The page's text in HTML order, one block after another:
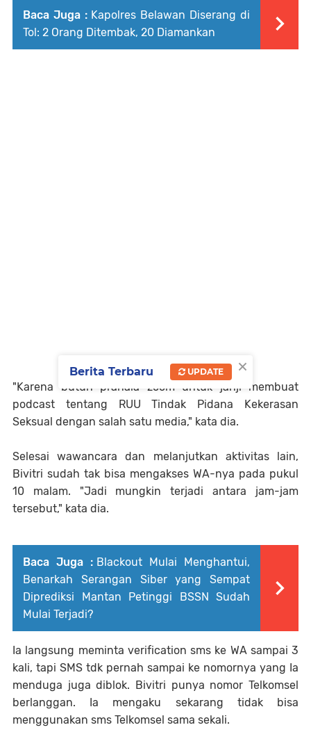
Baca Juga : Kapolres Belawan Diserang di
Tol: 2 Orang Ditembak, 20 Diamankan
"Karena butuh pranala zoom untuk janji membuat
podcast tentang RUU Tindak Pidana Kekerasan
Seksual dengan salah satu media," kata dia.
Selesai wawancara dan melanjutkan aktivitas lain,
Bivitri sudah tak bisa mengakses WA-nya pada pukul
10 malam. "Jadi mungkin terjadi antara jam-jam
tersebut," kata dia.
Baca Juga : Blackout Mulai Menghantui,
Benarkah Serangan Siber yang Sempat
Diprediksi Mantan Petinggi BSSN Sudah
Mulai Terjadi?
Ia langsung meminta verification sms ke WA sampai 3
kali, tapi SMS tdk pernah sampai ke nomornya yang Ia
menduga juga diblok. Bivitri punya nomor Telkomsel
berlanggan. Ia mengaku sekarang tidak bisa
menggunakan sms Telkomsel sama sekali.
×
Berita Terbaru UPDATE